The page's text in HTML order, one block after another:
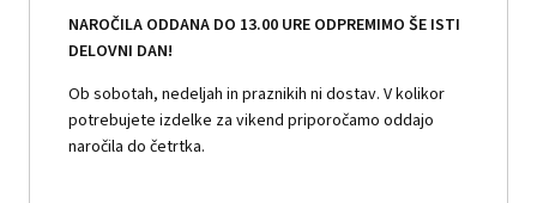
NAROČILA ODDANA DO 13.00 URE ODPREMIMO ŠE ISTI
DELOVNI DAN!
Ob sobotah, nedeljah in praznikih ni dostav. V kolikor
potrebujete izdelke za vikend priporočamo oddajo
naročila do četrtka.